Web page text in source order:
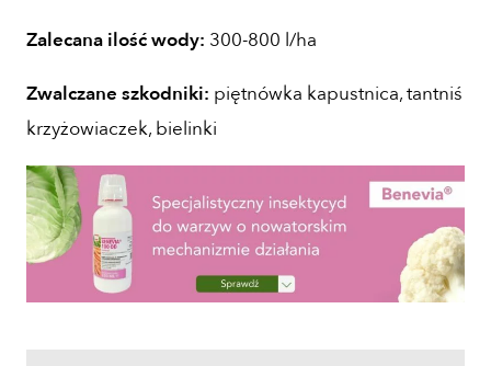
Zalecana ilość wody: 300-800 l/ha
Zwalczane szkodniki: piętnówka kapustnica, tantniś
krzyżowiaczek, bielinki